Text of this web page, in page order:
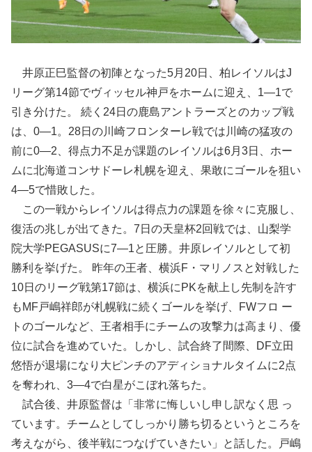
井原正巳監督の初陣となった5月20日、柏レイソルはJ
リーグ第14節でヴィッセル神戸をホームに迎え、1―1で
引き分けた。 続く24日の鹿島アントラーズとのカップ戦
は、0―1。28日の川崎フロンターレ戦では川崎の猛攻の
前に0―2、得点力不足が課題のレイソルは6月3日、ホー
ムに北海道コンサドーレ札幌を迎え、果敢にゴールを狙い
4―5で惜敗した。
この一戦からレイソルは得点力の課題を徐々に克服し、
復活の兆しが出てきた。7日の天皇杯2回戦では、山梨学
院大学PEGASUSに7―1と圧勝。井原レイソルとして初
勝利を挙げた。 昨年の王者、横浜F・マリノスと対戦した
10日のリーグ戦第17節は、横浜にPKを献上し先制を許す
もMF戸嶋祥郎が札幌戦に続くゴールを挙げ、FWフロ ー
トのゴールなど、王者相手にチームの攻撃力は高まり、優
位に試合を進めていた。しかし、試合終了間際、DF立田
悠悟が退場になり大ピンチのアディショナルタイムに2点
を奪われ、3―4で白星がこぼれ落ちた。
試合後、井原監督は「非常に悔しいし申し訳なく思 っ
ています。チームとしてしっかり勝ち切るというところを
考えながら、後半戦につなげていきたい」と話した。戸嶋